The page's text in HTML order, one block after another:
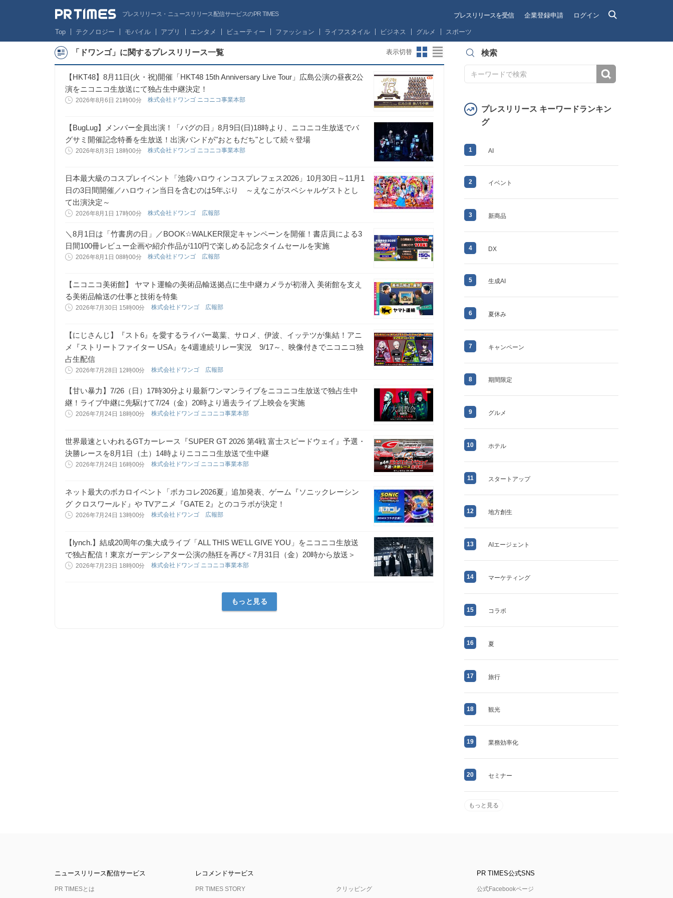
プレスリリース・ニュースリリース配信サービスのPR TIMES プレスリリースを受信 企業登録申請 ログイン
Top テクノロジー モバイル アプリ エンタメ ビューティー ファッション ライフスタイル ビジネス グルメ スポーツ
「ドワンゴ」に関するプレスリリース一覧 表示切替
【HKT48】8月11日(火・祝)開催「HKT48 15th Anniversary Live Tour」広島公演の昼夜2公
演をニコニコ生放送にて独占生中継決定！
2026年8月6日 21時00分 株式会社ドワンゴ ニコニコ事業本部
【BugLug】メンバー全員出演！「バグの日」8月9日(日)18時より、ニコニコ生放送でバ
グサミ開催記念特番を生放送！出演バンドが"おともだち"として続々登場
2026年8月3日 18時00分 株式会社ドワンゴ ニコニコ事業本部
日本最大級のコスプレイベント「池袋ハロウィンコスプレフェス2026」10月30日～11月1
日の3日間開催／ハロウィン当日を含むのは5年ぶり ～えなこがスペシャルゲストとし
て出演決定～
2026年8月1日 17時00分 株式会社ドワンゴ 広報部
＼8月1日は「竹書房の日」／BOOK☆WALKER限定キャンペーンを開催！書店員による3
日間100冊レビュー企画や紹介作品が110円で楽しめる記念タイムセールを実施
2026年8月1日 08時00分 株式会社ドワンゴ 広報部
【ニコニコ美術館】 ヤマト運輸の美術品輸送拠点に生中継カメラが初潜入 美術館を支え
る美術品輸送の仕事と技術を特集
2026年7月30日 15時00分 株式会社ドワンゴ 広報部
【にじさんじ】『スト6』を愛するライバー葛葉、サロメ、伊波、イッテツが集結！アニ
メ『ストリートファイター USA』を4週連続リレー実況 9/17～、映像付きでニコニコ独
占生配信
2026年7月28日 12時00分 株式会社ドワンゴ 広報部
【甘い暴力】7/26（日）17時30分より最新ワンマンライブをニコニコ生放送で独占生中
継！ライブ中継に先駆けて7/24（金）20時より過去ライブ上映会を実施
2026年7月24日 18時00分 株式会社ドワンゴ ニコニコ事業本部
世界最速といわれるGTカーレース『SUPER GT 2026 第4戦 富士スピードウェイ』予選・
決勝レースを8月1日（土）14時よりニコニコ生放送で生中継
2026年7月24日 16時00分 株式会社ドワンゴ ニコニコ事業本部
ネット最大のボカロイベント「ボカコレ2026夏」追加発表、ゲーム『ソニックレーシン
グ クロスワールド』や TVアニメ『GATE 2』とのコラボが決定！
2026年7月24日 13時00分 株式会社ドワンゴ 広報部
【lynch.】結成20周年の集大成ライブ「ALL THIS WE'LL GIVE YOU」をニコニコ生放送
で独占配信！東京ガーデンシアター公演の熱狂を再び＜7月31日（金）20時から放送＞
2026年7月23日 18時00分 株式会社ドワンゴ ニコニコ事業本部
もっと見る
検索
プレスリリース キーワードランキン
グ
1 AI
2 イベント
3 新商品
4 DX
5 生成AI
6 夏休み
7 キャンペーン
8 期間限定
9 グルメ
10 ホテル
11 スタートアップ
12 地方創生
13 AIエージェント
14 マーケティング
15 コラボ
16 夏
17 旅行
18 観光
19 業務効率化
20 セミナー
もっと見る
ニュースリリース配信サービス
PR TIMESとは
レコメンドサービス
PR TIMES STORY クリッピング
PR TIMES公式SNS
公式Facebookページ